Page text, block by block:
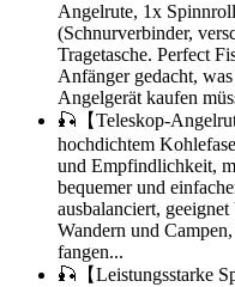
Angelrute, 1x
(Schnurverbinder,
Tragetasche. Perfect
Anfänger gedacht,
Angelgerät kaufen
🎣【Teleskop-
hochdichtem
und Empfindlichkeit,
bequemer und
ausbalanciert,
Wandern und
fangen...
🎣【Leistungsstarke